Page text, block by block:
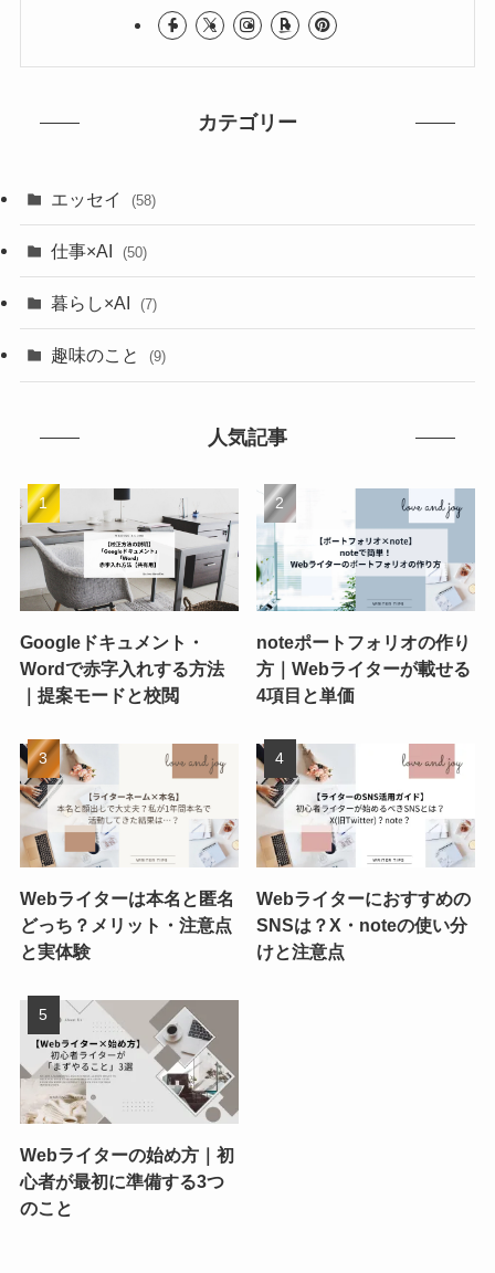
カテゴリー
エッセイ (58)
仕事×AI (50)
暮らし×AI (7)
趣味のこと (9)
人気記事
Googleドキュメント・
Wordで赤字入れする方法
｜提案モードと校閲
noteポートフォリオの作り
方｜Webライターが載せる
4項目と単価
Webライターは本名と匿名
どっち？メリット・注意点
と実体験
Webライターにおすすめの
SNSは？X・noteの使い分
けと注意点
Webライターの始め方｜初
心者が最初に準備する3つ
のこと